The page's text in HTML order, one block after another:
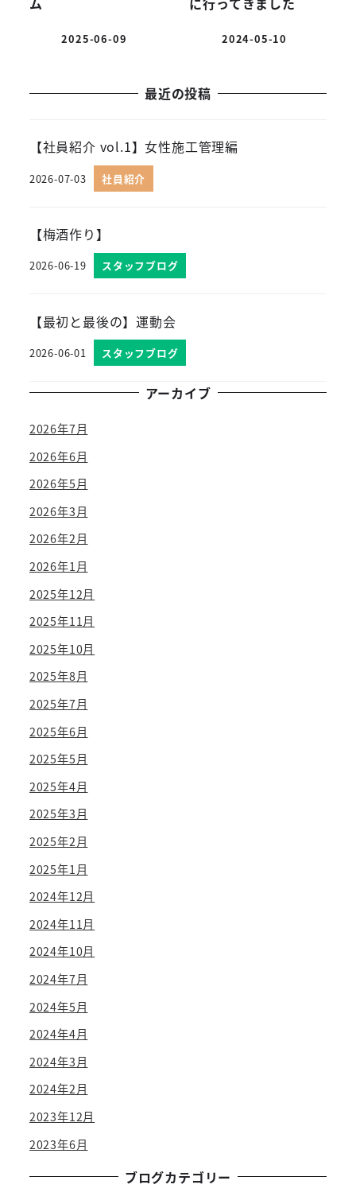
投稿日
2025-06-09
投稿日
2024-05-10
最近の投稿
【社員紹介 vol.1】女性施工管理編
投稿日
2026-07-03 社員紹介
【梅酒作り】
投稿日
2026-06-19 スタッフブログ
【最初と最後の】運動会
投稿日
2026-06-01 スタッフブログ
アーカイブ
2026年7月
2026年6月
2026年5月
2026年3月
2026年2月
2026年1月
2025年12月
2025年11月
2025年10月
2025年8月
2025年7月
2025年6月
2025年5月
2025年4月
2025年3月
2025年2月
2025年1月
2024年12月
2024年11月
2024年10月
2024年7月
2024年5月
2024年4月
2024年3月
2024年2月
2023年12月
2023年6月
ブログカテゴリー